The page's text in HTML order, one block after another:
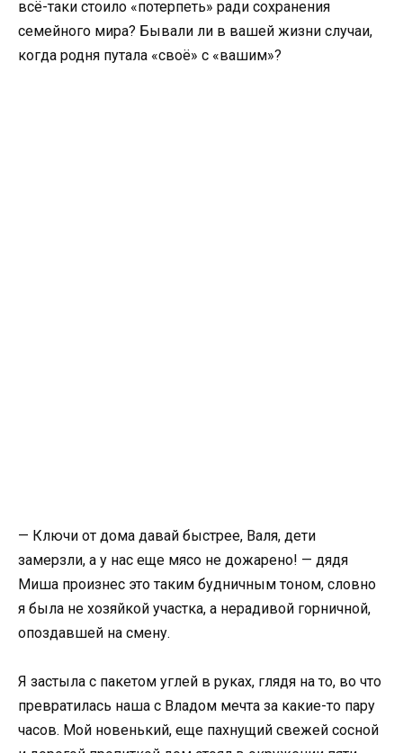
всё-таки стоило «потерпеть» ради сохранения
семейного мира? Бывали ли в вашей жизни случаи,
когда родня путала «своё» с «вашим»?
— Ключи от дома давай быстрее, Валя, дети
замерзли, а у нас еще мясо не дожарено! — дядя
Миша произнес это таким будничным тоном, словно
я была не хозяйкой участка, а нерадивой горничной,
опоздавшей на смену.
Я застыла с пакетом углей в руках, глядя на то, во что
превратилась наша с Владом мечта за какие-то пару
часов. Мой новенький, еще пахнущий свежей сосной